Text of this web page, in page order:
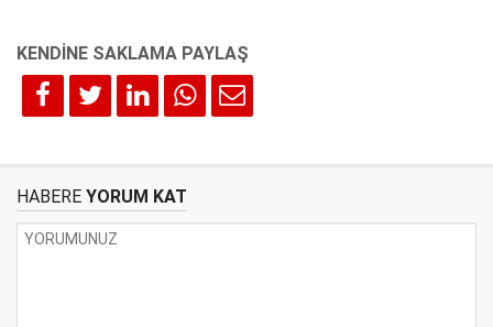
HABERE YORUM KAT